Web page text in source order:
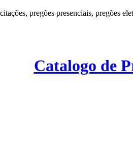
pregões presenciais, pregões
Catalogo de